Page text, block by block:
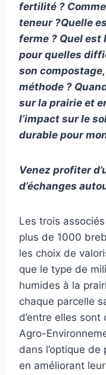
fertilité ?
teneur ?Quelle
ferme ? Quel est
pour quelles
son
méthode ?
sur la prairie et
l’impact sur le
durable pour
Venez profiter
d’échanges
Les trois
plus de 1000
les choix de
que le type de
humides à la
chaque parcelle
d’entre elles
Agro-
dans l’optique
en améliorant